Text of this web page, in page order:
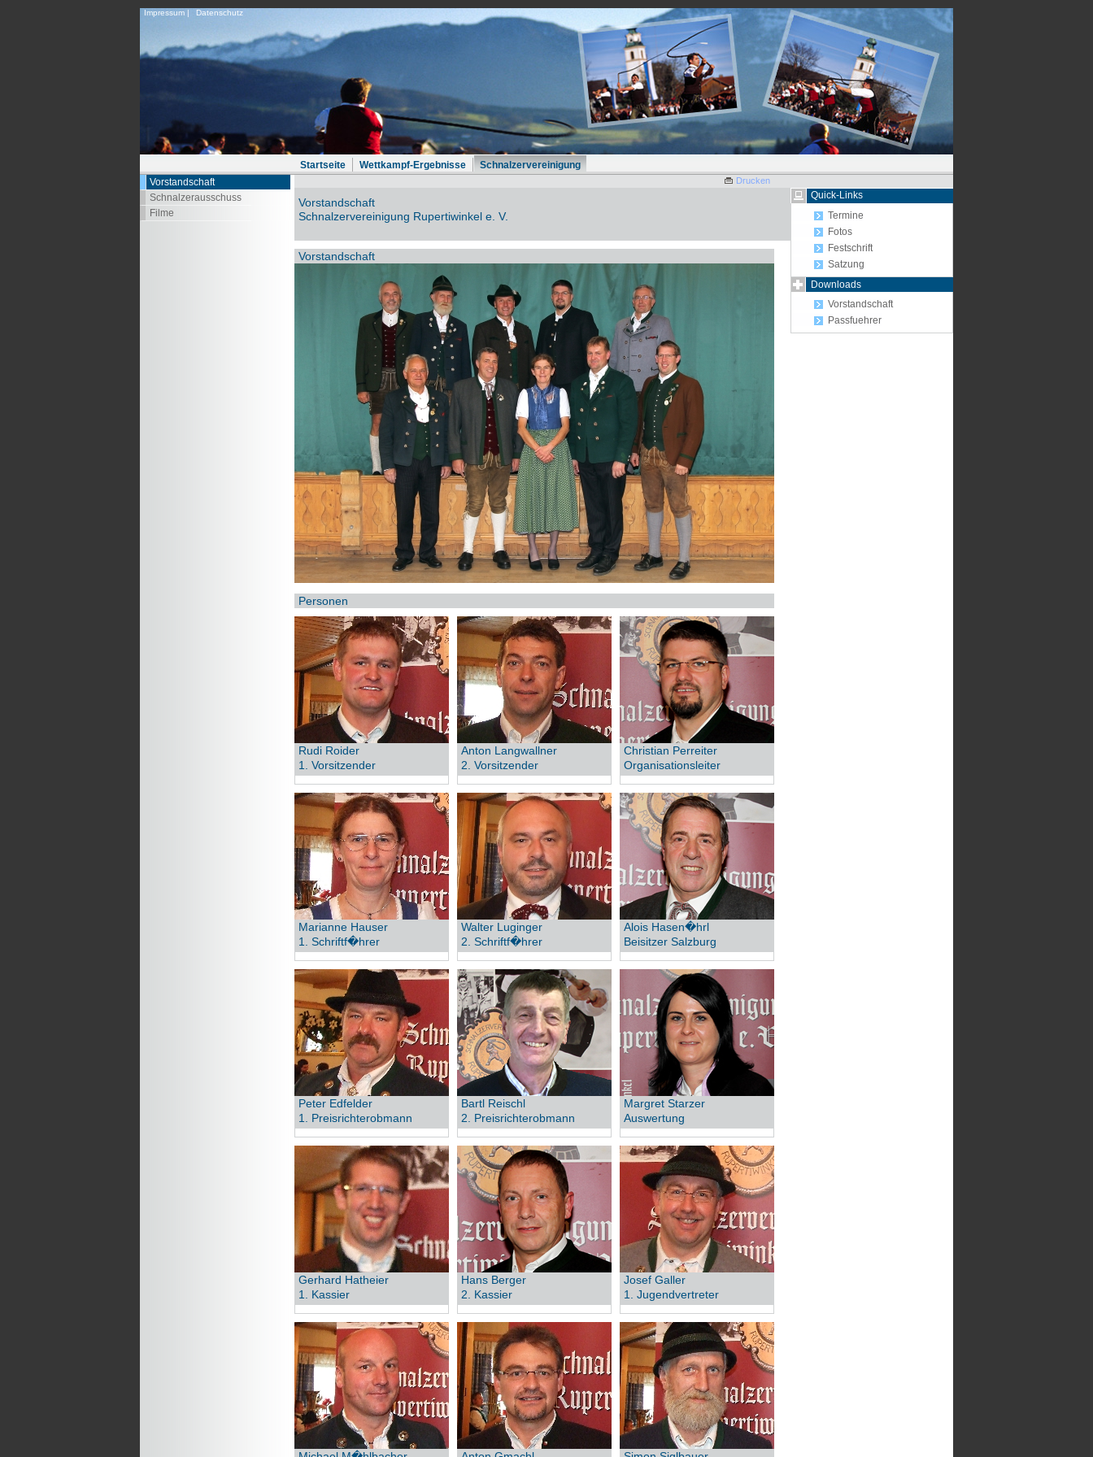
Impressum | Datenschutz
Startseite Wettkampf-Ergebnisse
Schnalzervereinigung
Vorstandschaft
Schnalzerausschuss
Filme
Drucken
Vorstandschaft
Schnalzervereinigung Rupertiwinkel e. V.
Vorstandschaft
Personen
Rudi Roider
1. Vorsitzender
Anton Langwallner
2. Vorsitzender
Christian Perreiter
Organisationsleiter
Marianne Hauser
1. Schriftf�hrer
Walter Luginger
2. Schriftf�hrer
Alois Hasen�hrl
Beisitzer Salzburg
Peter Edfelder
1. Preisrichterobmann
Bartl Reischl
2. Preisrichterobmann
Margret Starzer
Auswertung
Gerhard Hatheier
1. Kassier
Hans Berger
2. Kassier
Josef Galler
1. Jugendvertreter
Quick-Links
Termine
Fotos
Festschrift
Satzung
Downloads
Vorstandschaft
Passfuehrer